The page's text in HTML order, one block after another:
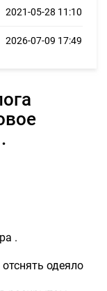
2021-05-28 11:10
2026-07-09 17:49
.
одеяло